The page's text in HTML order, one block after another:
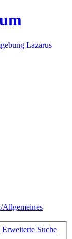
Lazarus
Allgemeines
Erweiterte Suche